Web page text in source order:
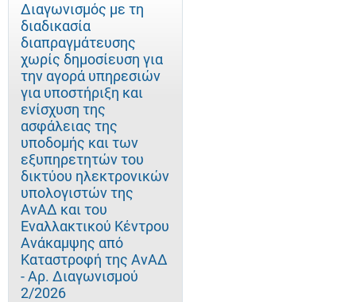
Διαγωνισμός με τη
διαδικασία
διαπραγμάτευσης
χωρίς δημοσίευση για
την αγορά υπηρεσιών
για υποστήριξη και
ενίσχυση της
ασφάλειας της
υποδομής και των
εξυπηρετητών του
δικτύου ηλεκτρονικών
υπολογιστών της
ΑνΑΔ και του
Εναλλακτικού Κέντρου
Ανάκαμψης από
Καταστροφή της ΑνΑΔ
- Αρ. Διαγωνισμού
2/2026